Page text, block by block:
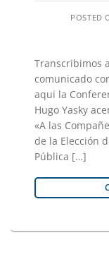
POSTED
Transcribimos
comunicado
aqui la
Hugo Yasky
«A las
de la Elección
Pública […]